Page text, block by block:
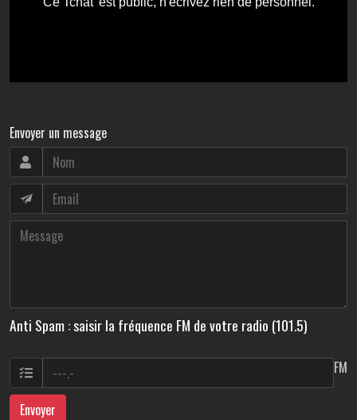
Envoyer un message
Anti Spam : saisir la fréquence FM de votre radio (101.5)
FM
Envoyer